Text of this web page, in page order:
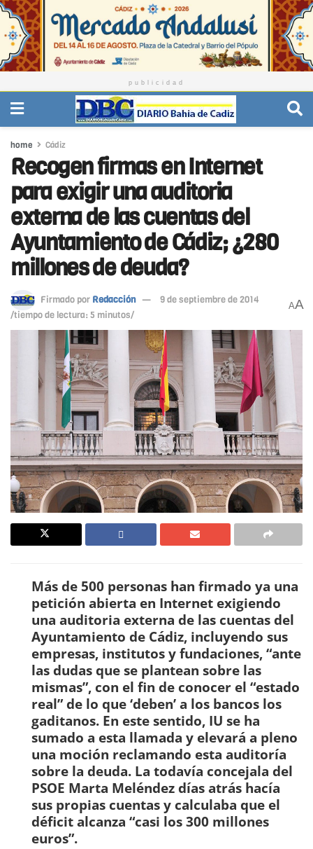
publicidad
home Cádiz
Recogen firmas en Internet
para exigir una auditoria
externa de las cuentas del
Ayuntamiento de Cádiz; ¿280
millones de deuda?
Firmado por Redacción
9 de septiembre de 2014
/tiempo de lectura: 5 minutos/
AA
Más de 500 personas han firmado ya una
petición abierta en Internet exigiendo
una auditoria externa de las cuentas del
Ayuntamiento de Cádiz, incluyendo sus
empresas, institutos y fundaciones, “ante
las dudas que se plantean sobre las
mismas”, con el fin de conocer el “estado
real” de lo que ‘deben’ a los bancos los
gaditanos. En este sentido, IU se ha
sumado a esta llamada y elevará a pleno
una moción reclamando esta auditoría
sobre la deuda. La todavía concejala del
PSOE Marta Meléndez días atrás hacía
sus propias cuentas y calculaba que el
déficit alcanza “casi los 300 millones
euros”.